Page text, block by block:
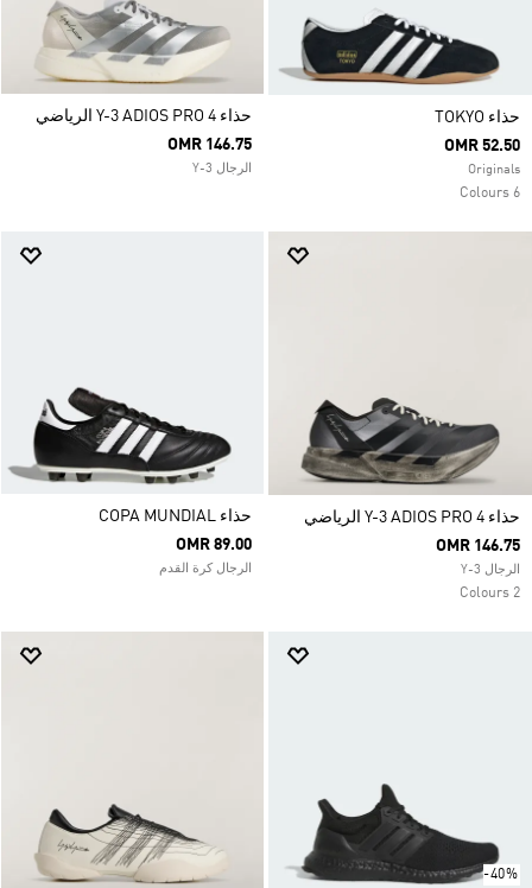
حذاء TOKYO
OMR 52.50
Originals
6 Colours
حذاء Y-3 ADIOS PRO 4 الرياضي
OMR 146.75
الرجال Y-3
حذاء Y-3 ADIOS PRO 4 الرياضي
OMR 146.75
الرجال Y-3
2 Colours
حذاء COPA MUNDIAL
OMR 89.00
الرجال كرة القدم
-40%